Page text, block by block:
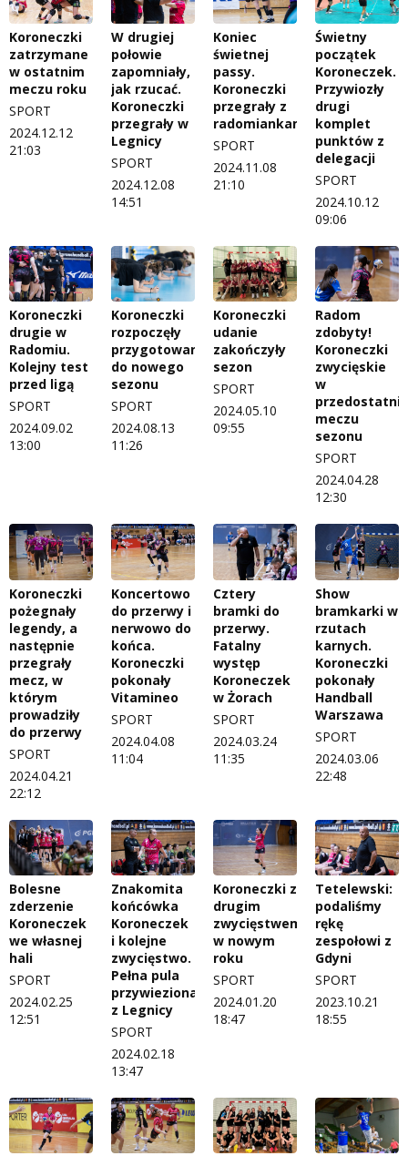
Koroneczki
zatrzymane
w ostatnim
meczu roku
SPORT
2024.12.12
21:03
W drugiej
połowie
zapomniały,
jak rzucać.
Koroneczki
przegrały w
Legnicy
SPORT
2024.12.08
14:51
Koniec
świetnej
passy.
Koroneczki
przegrały z
radomiankami
SPORT
2024.11.08
21:10
Świetny
początek
Koroneczek.
Przywiozły
drugi
komplet
punktów z
delegacji
SPORT
2024.10.12
09:06
Koroneczki
drugie w
Radomiu.
Kolejny test
przed ligą
SPORT
2024.09.02
13:00
Koroneczki
rozpoczęły
przygotowania
do nowego
sezonu
SPORT
2024.08.13
11:26
Koroneczki
udanie
zakończyły
sezon
SPORT
2024.05.10
09:55
Radom
zdobyty!
Koroneczki
zwycięskie
w
meczu
sezonu
SPORT
2024.04.28
12:30
Koroneczki
pożegnały
legendy, a
następnie
przegrały
mecz, w
którym
prowadziły
do przerwy
SPORT
2024.04.21
22:12
Koncertowo
do przerwy i
nerwowo do
końca.
Koroneczki
pokonały
Vitamineo
SPORT
2024.04.08
11:04
Cztery
bramki do
przerwy.
Fatalny
występ
Koroneczek
w Żorach
SPORT
2024.03.24
11:35
Show
bramkarki w
rzutach
karnych.
Koroneczki
pokonały
Handball
Warszawa
SPORT
2024.03.06
22:48
Bolesne
zderzenie
Koroneczek
we własnej
hali
SPORT
2024.02.25
12:51
Znakomita
końcówka
Koroneczek
i kolejne
zwycięstwo.
Pełna pula
przywieziona
z Legnicy
SPORT
2024.02.18
13:47
Koroneczki z
drugim
zwycięstwem
w nowym
roku
SPORT
2024.01.20
18:47
Tetelewski:
podaliśmy
rękę
zespołowi z
Gdyni
SPORT
2023.10.21
18:55